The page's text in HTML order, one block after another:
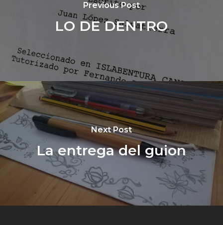
Previous Post
LO DE DENTRO
Next Post
La entrega del guion